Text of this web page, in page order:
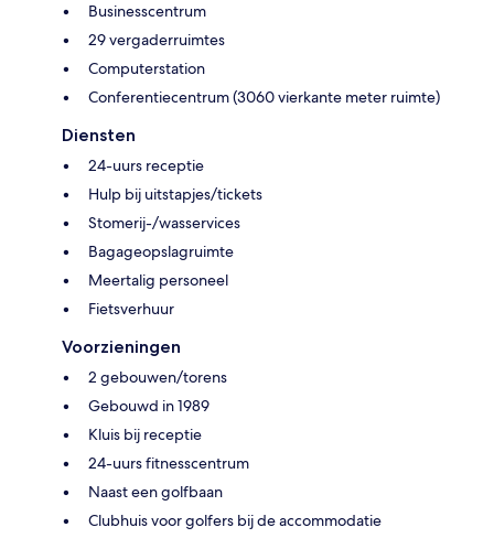
Businesscentrum
29 vergaderruimtes
Computerstation
Conferentiecentrum (3060 vierkante meter ruimte)
Diensten
24-uurs receptie
Hulp bij uitstapjes/tickets
Stomerij-/wasservices
Bagageopslagruimte
Meertalig personeel
Fietsverhuur
Voorzieningen
2 gebouwen/torens
Gebouwd in 1989
Kluis bij receptie
24-uurs fitnesscentrum
Naast een golfbaan
Clubhuis voor golfers bij de accommodatie